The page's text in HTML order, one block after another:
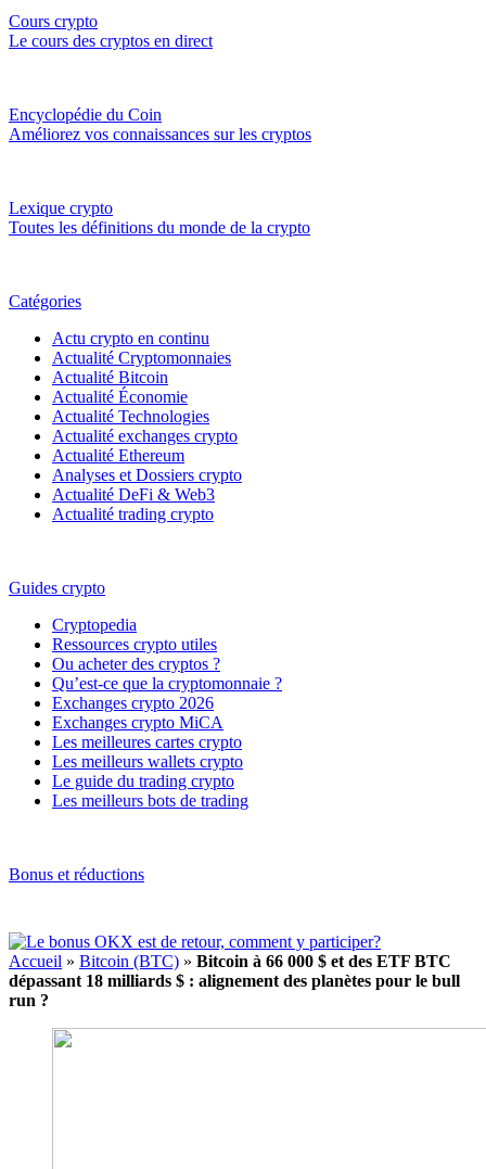
Cours crypto
Le cours des cryptos en direct
Encyclopédie du Coin
Améliorez vos connaissances sur les cryptos
Lexique crypto
Toutes les définitions du monde de la crypto
Catégories
Actu crypto en continu
Actualité Cryptomonnaies
Actualité Bitcoin
Actualité Économie
Actualité Technologies
Actualité exchanges crypto
Actualité Ethereum
Analyses et Dossiers crypto
Actualité DeFi & Web3
Actualité trading crypto
Guides crypto
Cryptopedia
Ressources crypto utiles
Ou acheter des cryptos ?
Qu’est-ce que la cryptomonnaie ?
Exchanges crypto 2026
Exchanges crypto MiCA
Les meilleures cartes crypto
Les meilleurs wallets crypto
Le guide du trading crypto
Les meilleurs bots de trading
Bonus et réductions
Accueil » Bitcoin (BTC) » Bitcoin à 66 000 $ et des ETF BTC
dépassant 18 milliards $ : alignement des planètes pour le bull
run ?